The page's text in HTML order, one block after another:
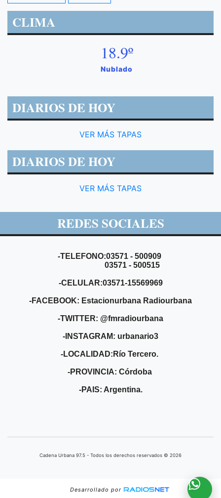
CLIMA
18.9º
Nublado
DIARIOS DE HOY
VER MÁS TAPAS
DIARIOS DE HOY
VER MÁS TAPAS
REDES SOCIALES
-TELEFONO:03571 - 500909
03571 - 500515
-CELULAR:03571-15569969
-FACEBOOK: Estacionurbana Radiourbana
-TWITTER: @fmradiourbana
-INSTAGRAM: urbanario3
-LOCALIDAD:Río Tercero.
-PROVINCIA: Córdoba
-PAIS: Argentina.
Cadena Urbana ​97.5 - Todos los derechos reservados © 2026
Desarrollado por